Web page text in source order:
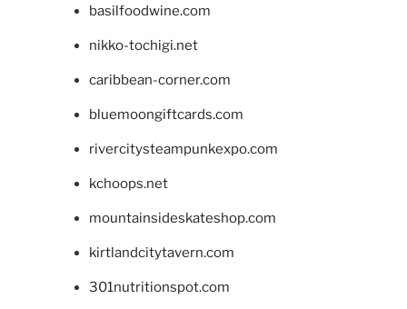
basilfoodwine.com
nikko-tochigi.net
caribbean-corner.com
bluemoongiftcards.com
rivercitysteampunkexpo.com
kchoops.net
mountainsideskateshop.com
kirtlandcitytavern.com
301nutritionspot.com